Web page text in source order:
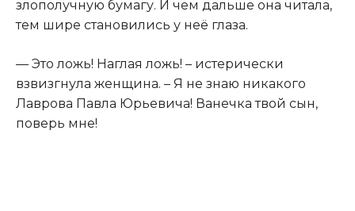
злополучную бумагу. И чем дальше она читала,
тем шире становились у неё глаза.
— Это ложь! Наглая ложь! – истерически
взвизгнула женщина. – Я не знаю никакого
Лаврова Павла Юрьевича! Ванечка твой сын,
поверь мне!